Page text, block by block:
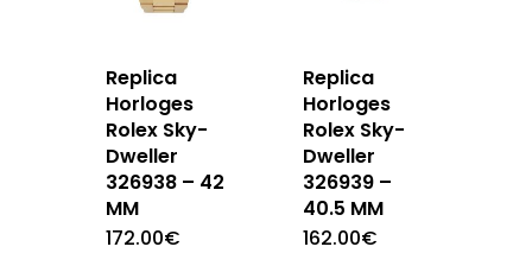
Replica
Horloges
Rolex Sky-
Dweller
326938 – 42
MM
172.00€
Replica
Horloges
Rolex Sky-
Dweller
326939 –
40.5 MM
162.00€